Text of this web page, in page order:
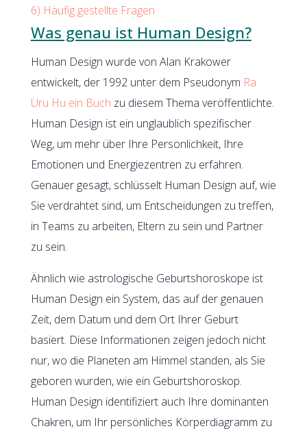
6) Häufig gestellte Fragen
Was genau ist Human Design?
Human Design wurde von Alan Krakower
entwickelt, der 1992 unter dem Pseudonym Ra
Uru Hu ein Buch zu diesem Thema veröffentlichte.
Human Design ist ein unglaublich spezifischer
Weg, um mehr über Ihre Persönlichkeit, Ihre
Emotionen und Energiezentren zu erfahren.
Genauer gesagt, schlüsselt Human Design auf, wie
Sie verdrahtet sind, um Entscheidungen zu treffen,
in Teams zu arbeiten, Eltern zu sein und Partner
zu sein.
Ähnlich wie astrologische Geburtshoroskope ist
Human Design ein System, das auf der genauen
Zeit, dem Datum und dem Ort Ihrer Geburt
basiert. Diese Informationen zeigen jedoch nicht
nur, wo die Planeten am Himmel standen, als Sie
geboren wurden, wie ein Geburtshoroskop.
Human Design identifiziert auch Ihre dominanten
Chakren, um Ihr persönliches Körperdiagramm zu